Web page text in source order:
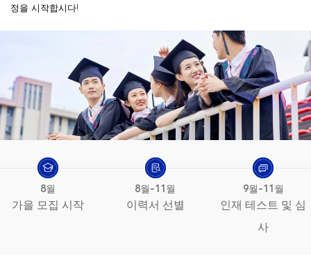
정을 시작합시다!
8월
가을 모집 시작
8월-11월
이력서 선별
9월-11월
인재 테스트 및 심
사
비전 엔지니어